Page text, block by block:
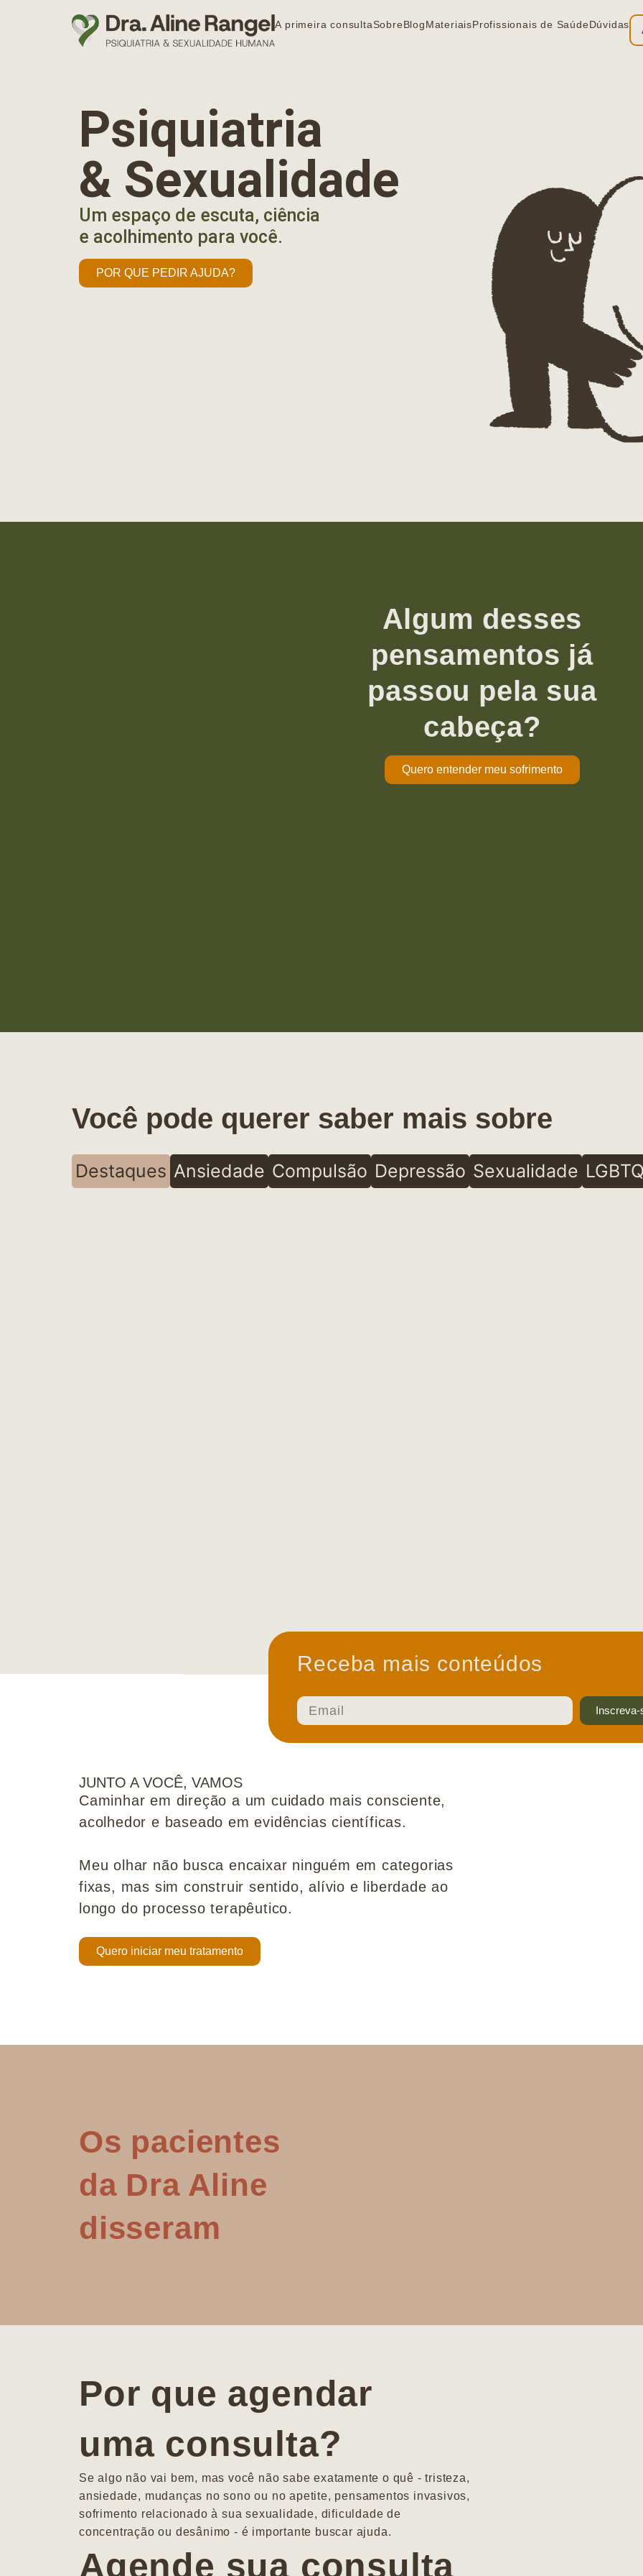
A primeira consultaSobreBlogMateriaisProfissionais de SaúdeDúvidas
Psiquiatria
& Sexualidade
Um espaço de escuta, ciência
e acolhimento para você.
POR QUE PEDIR AJUDA?
Algum desses
pensamentos já
passou pela sua
cabeça?
Quero entender meu sofrimento
Você pode querer saber mais sobre
Destaques Ansiedade Compulsão Depressão Sexualidade
Receba mais conteúdos
Inscreva-
JUNTO A VOCÊ, VAMOS
Caminhar em direção a um cuidado mais consciente,
acolhedor e baseado em evidências científicas.
Meu olhar não busca encaixar ninguém em categorias
fixas, mas sim construir sentido, alívio e liberdade ao
longo do processo terapêutico.
Quero iniciar meu tratamento
Os pacientes
da Dra Aline
disseram
Por que agendar
uma consulta?
Se algo não vai bem, mas você não sabe exatamente o quê - tristeza,
ansiedade, mudanças no sono ou no apetite, pensamentos invasivos,
sofrimento relacionado à sua sexualidade, dificuldade de
concentração ou desânimo - é importante buscar ajuda.
Agende sua consulta